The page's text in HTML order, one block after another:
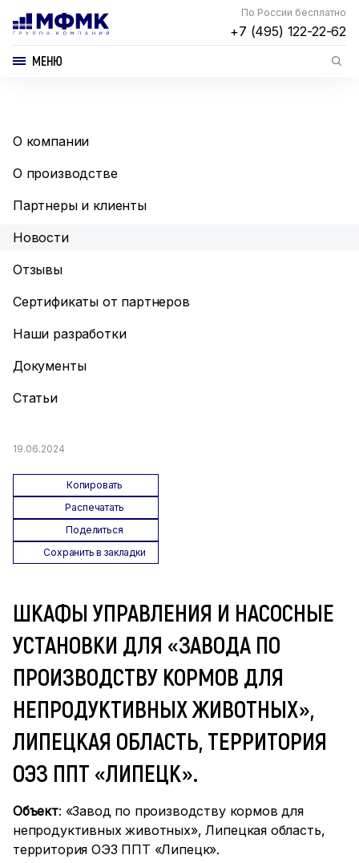
По России бесплатно
+7 (495) 122-22-62
МЕНЮ
О компании
О производстве
Партнеры и клиенты
Новости
Отзывы
Сертификаты от партнеров
Наши разработки
Документы
Статьи
19.06.2024
Копировать
Распечатать
Поделиться
Сохранить в закладки
ШКАФЫ УПРАВЛЕНИЯ И НАСОСНЫЕ
УСТАНОВКИ ДЛЯ «ЗАВОДА ПО
ПРОИЗВОДСТВУ КОРМОВ ДЛЯ
НЕПРОДУКТИВНЫХ ЖИВОТНЫХ»,
ЛИПЕЦКАЯ ОБЛАСТЬ, ТЕРРИТОРИЯ
ОЭЗ ППТ «ЛИПЕЦК».
Объект: «Завод по производству кормов для
непродуктивных животных», Липецкая область,
территория ОЭЗ ППТ «Липецк».